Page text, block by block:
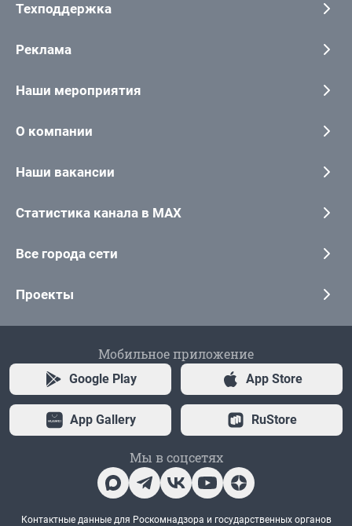
Техподдержка
Реклама
Наши мероприятия
О компании
Наши вакансии
Статистика канала в MAX
Все города сети
Проекты
Мобильное приложение
Google Play App Store
App Gallery RuStore
Мы в соцсетях
Контактные данные для Роскомнадзора и государственных органов